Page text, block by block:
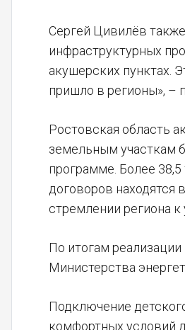
Сергей Цивилёв
инфраструктурных
акушерских пунктах.
пришло в регионы», –
Ростовская область
земельным участкам
программе. Более
договоров находятся
стремлении региона
По итогам
Министерства
Подключение
комфортных условий